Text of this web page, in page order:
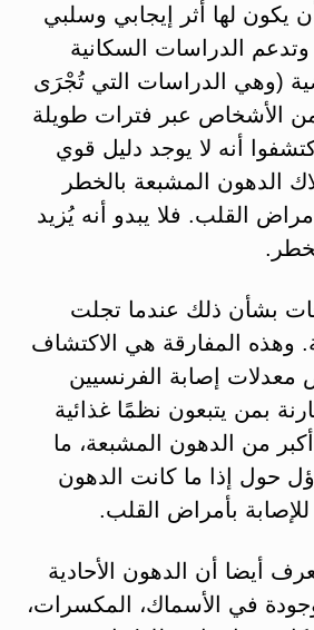
يكون لها أثر إيجابي وسلبي
الدراسات السكانية
(وهي الدراسات التي تُجْرَى
الأشخاص عبر فترات طويلة
أنه لا يوجد دليل قوي
الدهون المشبعة بالخطر
القلب. فلا يبدو أنه يُزيد
بشأن ذلك عندما تجلت
وهذه المفارقة هي الاكتشاف
إصابة الفرنسيين
بمن يتبعون نظمًا غذائية
من الدهون المشبعة، ما
حول إذا ما كانت الدهون
بأمراض القلب.
أيضا أن الدهون الأحادية
في الأسماك، المكسرات،